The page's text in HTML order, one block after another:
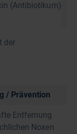
(Antibiotikum)
der
/ Prävention
Entfernung
Noxen